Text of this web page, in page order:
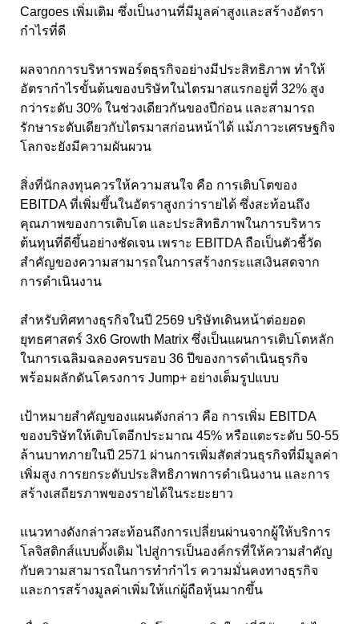
Cargoes เพิ่มเติม ซึ่งเป็นงานที่มีมูลค่าสูงและสร้างอัตรา
กำไรที่ดี
ผลจากการบริหารพอร์ตธุรกิจอย่างมีประสิทธิภาพ ทำให้
อัตรากำไรขั้นต้นของบริษัทในไตรมาสแรกอยู่ที่ 32% สูง
กว่าระดับ 30% ในช่วงเดียวกันของปีก่อน และสามารถ
รักษาระดับเดียวกับไตรมาสก่อนหน้าได้ แม้ภาวะเศรษฐกิจ
โลกจะยังมีความผันผวน
สิ่งที่นักลงทุนควรให้ความสนใจ คือ การเติบโตของ
EBITDA ที่เพิ่มขึ้นในอัตราสูงกว่ารายได้ ซึ่งสะท้อนถึง
คุณภาพของการเติบโต และประสิทธิภาพในการบริหาร
ต้นทุนที่ดีขึ้นอย่างชัดเจน เพราะ EBITDA ถือเป็นตัวชี้วัด
สำคัญของความสามารถในการสร้างกระแสเงินสดจาก
การดำเนินงาน
สำหรับทิศทางธุรกิจในปี 2569 บริษัทเดินหน้าต่อยอด
ยุทธศาสตร์ 3x6 Growth Matrix ซึ่งเป็นแผนการเติบโตหลัก
ในการเฉลิมฉลองครบรอบ 36 ปีของการดำเนินธุรกิจ
พร้อมผลักดันโครงการ Jump+ อย่างเต็มรูปแบบ
เป้าหมายสำคัญของแผนดังกล่าว คือ การเพิ่ม EBITDA
ของบริษัทให้เติบโตอีกประมาณ 45% หรือแตะระดับ 50-55
ล้านบาทภายในปี 2571 ผ่านการเพิ่มสัดส่วนธุรกิจที่มีมูลค่า
เพิ่มสูง การยกระดับประสิทธิภาพการดำเนินงาน และการ
สร้างเสถียรภาพของรายได้ในระยะยาว
แนวทางดังกล่าวสะท้อนถึงการเปลี่ยนผ่านจากผู้ให้บริการ
โลจิสติกส์แบบดั้งเดิม ไปสู่การเป็นองค์กรที่ให้ความสำคัญ
กับความสามารถในการทำกำไร ความมั่นคงทางธุรกิจ
และการสร้างมูลค่าเพิ่มให้แก่ผู้ถือหุ้นมากขึ้น